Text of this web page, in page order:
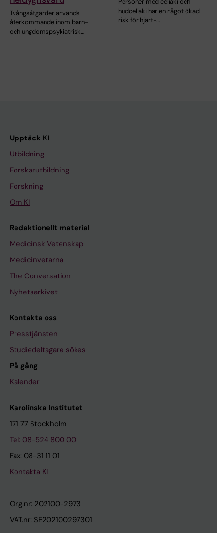
Tvångsåtgärder används
återkommande inom barn-
och ungdomspsykiatrisk…
Personer med celiaki och
hudceliaki har en något ökad
risk för hjärt-…
Upptäck KI
Utbildning
Forskarutbildning
Forskning
Om KI
Redaktionellt material
Medicinsk Vetenskap
Medicinvetarna
The Conversation
Nyhetsarkivet
Kontakta oss
Presstjänsten
Studiedeltagare sökes
På gång
Kalender
Karolinska Institutet
171 77 Stockholm
Tel: 08-524 800 00
Fax: 08-31 11 01
Kontakta KI
Org.nr: 202100-2973
VAT.nr: SE202100297301